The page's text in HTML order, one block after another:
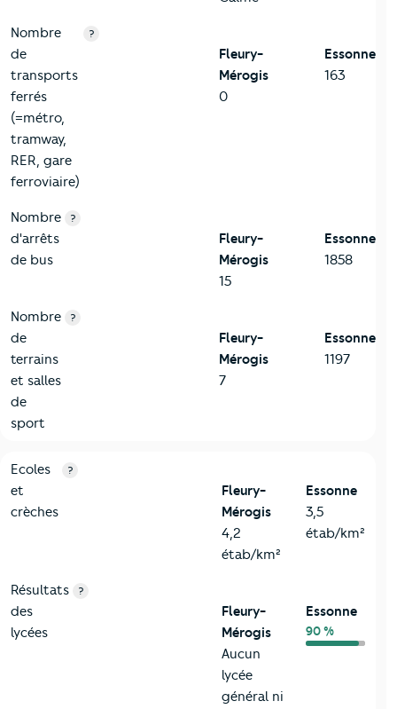
Nombre
de
transports
ferrés
(=métro,
tramway,
RER, gare
ferroviaire)
?
Fleury-
Mérogis
0
Essonne
163
Nombre
d'arrêts
de bus
?
Fleury-
Mérogis
15
Essonne
1858
Nombre
de
terrains
et salles
de
sport
?
Fleury-
Mérogis
7
Essonne
1197
4-Education
Critères
Ecoles
et
crèches
?
Fleury-
Mérogis
4,2
étab/km²
Essonne
3,5
étab/km²
Résultats
des
lycées
?
Fleury-
Mérogis
Aucun
lycée
général ni
Essonne
90 %